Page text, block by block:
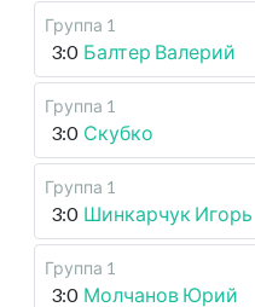
Группа 1
3:0 Балтер Валерий
Группа 1
3:0 Скубко
Группа 1
3:0 Шинкарчук Игорь
Группа 1
3:0 Молчанов Юрий